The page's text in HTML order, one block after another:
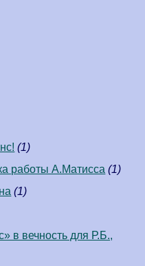
(1)
работы А.Матисса (1)
(1)
в вечность для Р.Б.,